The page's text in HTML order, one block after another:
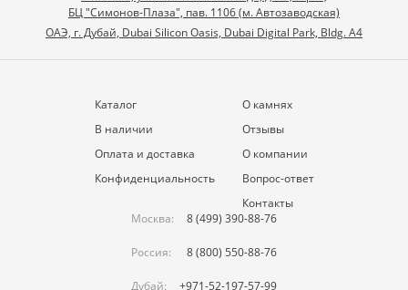
БЦ "Симонов-Плаза", пав. 1106 (м. Автозаводская)
ОАЭ, г. Дубай, Dubai Silicon Oasis, Dubai Digital Park, Bldg. A4
Каталог
В наличии
Оплата и доставка
Конфиденциальность
О камнях
Отзывы
О компании
Вопрос-ответ
Контакты
Москва:
8 (499) 390-88-76
Россия: 8 (800) 550-88-76
Дубай: +971-52-197-57-99